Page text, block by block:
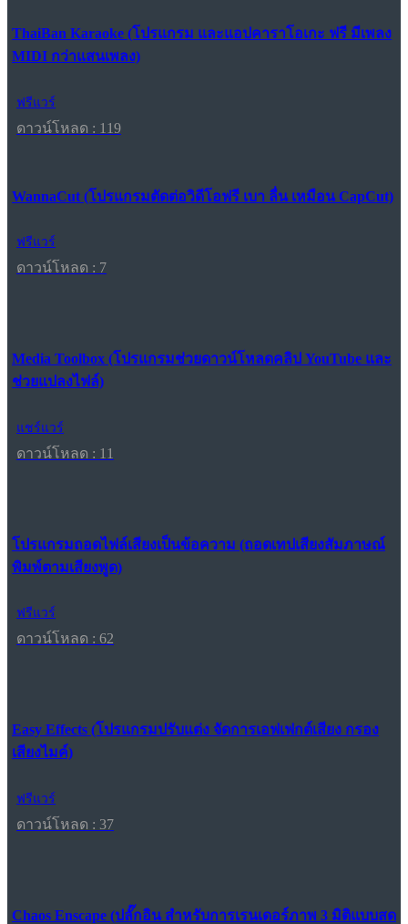
ThaiBan Karaoke (โปรแกรม และแอปคาราโอเกะ ฟรี มีเพลง
MIDI กว่าแสนเพลง)
ฟรีแวร์
ดาวน์โหลด : 119
WannaCut (โปรแกรมตัดต่อวิดีโอฟรี เบา ลื่น เหมือน CapCut)
ฟรีแวร์
ดาวน์โหลด : 7
Media Toolbox (โปรแกรมช่วยดาวน์โหลดคลิป YouTube และ
ช่วยแปลงไฟล์)
แชร์แวร์
ดาวน์โหลด : 11
โปรแกรมถอดไฟล์เสียงเป็นข้อความ (ถอดเทปเสียงสัมภาษณ์
พิมพ์ตามเสียงพูด)
ฟรีแวร์
ดาวน์โหลด : 62
Easy Effects (โปรแกรมปรับแต่ง จัดการเอฟเฟกต์เสียง กรอง
เสียงไมค์)
ฟรีแวร์
ดาวน์โหลด : 37
Chaos Enscape (ปลั๊กอิน สำหรับการเรนเดอร์ภาพ 3 มิติแบบสด